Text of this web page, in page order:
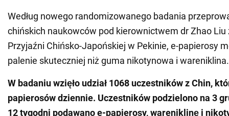
Według nowego randomizowanego badania
chińskich naukowców pod kierownictwem dr Zhao Liu
Przyjaźni Chińsko-Japońskiej w Pekinie, e-papierosy
palenie skuteczniej niż guma nikotynowa i wareniklina.
W badaniu wzięło udział 1068 uczestników z Chin,
papierosów dziennie. Uczestników podzielono na 3
12 tygodni podawano e-papierosy, wareniklinę i